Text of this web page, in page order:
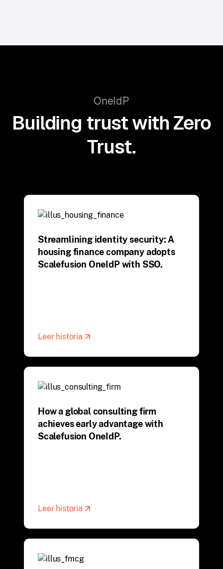
OneIdP
Building trust with Zero
Trust.
Streamlining identity security: A
housing finance company adopts
Scalefusion OneIdP with SSO.
Leer historia
How a global consulting firm
achieves early advantage with
Scalefusion OneIdP.
Leer historia